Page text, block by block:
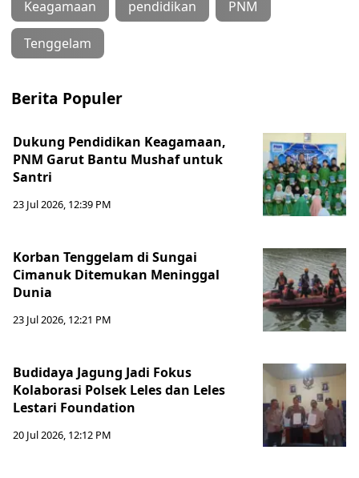
Keagamaan pendidikan PNM
Tenggelam
Berita Populer
Dukung Pendidikan Keagamaan,
PNM Garut Bantu Mushaf untuk
Santri
23 Jul 2026, 12:39 PM
Korban Tenggelam di Sungai
Cimanuk Ditemukan Meninggal
Dunia
23 Jul 2026, 12:21 PM
Budidaya Jagung Jadi Fokus
Kolaborasi Polsek Leles dan Leles
Lestari Foundation
20 Jul 2026, 12:12 PM